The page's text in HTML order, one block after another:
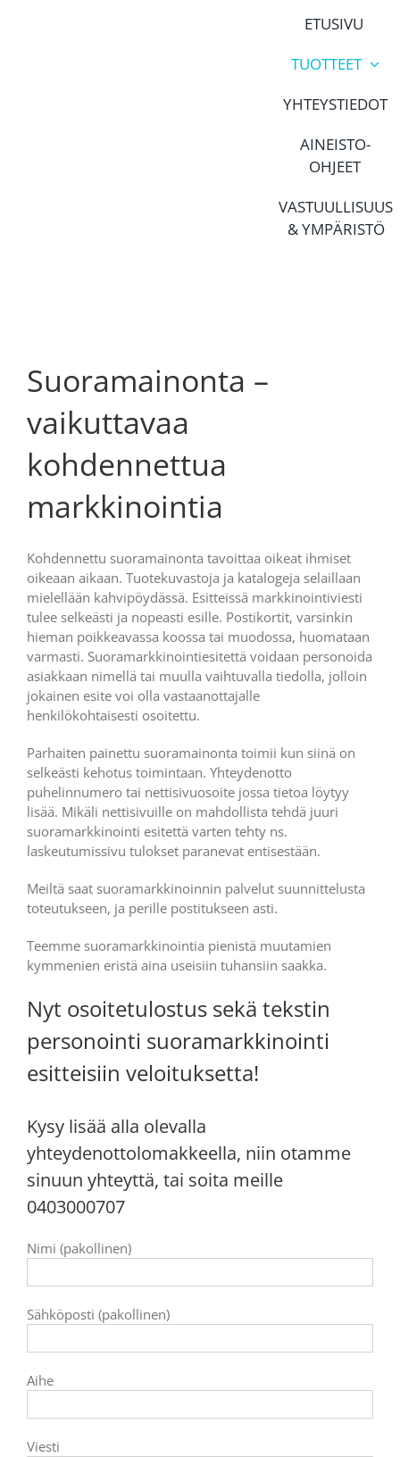
ETUSIVU
TUOTTEET
YHTEYSTIEDOT
AINEISTO-
OHJEET
VASTUULLISUUS
& YMPÄRISTÖ
Suoramainonta –
vaikuttavaa
kohdennettua
markkinointia
Kohdennettu suoramainonta tavoittaa oikeat ihmiset
oikeaan aikaan. Tuotekuvastoja ja katalogeja selaillaan
mielellään kahvipöydässä. Esitteissä markkinointiviesti
tulee selkeästi ja nopeasti esille. Postikortit, varsinkin
hieman poikkeavassa koossa tai muodossa, huomataan
varmasti. Suoramarkkinointiesitettä voidaan personoida
asiakkaan nimellä tai muulla vaihtuvalla tiedolla, jolloin
jokainen esite voi olla vastaanottajalle
henkilökohtaisesti osoitettu.
Parhaiten painettu suoramainonta toimii kun siinä on
selkeästi kehotus toimintaan. Yhteydenotto
puhelinnumero tai nettisivuosoite jossa tietoa löytyy
lisää. Mikäli nettisivuille on mahdollista tehdä juuri
suoramarkkinointi esitettä varten tehty ns.
laskeutumissivu tulokset paranevat entisestään.
Meiltä saat suoramarkkinoinnin palvelut suunnittelusta
toteutukseen, ja perille postitukseen asti.
Teemme suoramarkkinointia pienistä muutamien
kymmenien eristä aina useisiin tuhansiin saakka.
Nyt osoitetulostus sekä tekstin
personointi suoramarkkinointi
esitteisiin veloituksetta!
Kysy lisää alla olevalla
yhteydenottolomakkeella, niin otamme
sinuun yhteyttä, tai soita meille
0403000707
Nimi (pakollinen)
Sähköposti (pakollinen)
Aihe
Viesti